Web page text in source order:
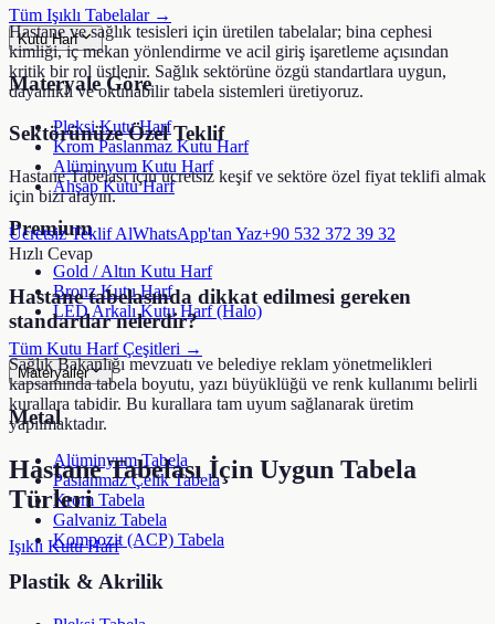
Tüm Işıklı Tabelalar →
Kutu Harf
Materyale Göre
Pleksi Kutu Harf
Krom Paslanmaz Kutu Harf
Alüminyum Kutu Harf
Ahşap Kutu Harf
Premium
Gold / Altın Kutu Harf
Bronz Kutu Harf
LED Arkalı Kutu Harf (Halo)
Tüm Kutu Harf Çeşitleri →
Materyaller
Metal
Alüminyum Tabela
Paslanmaz Çelik Tabela
Krom Tabela
Galvaniz Tabela
Kompozit (ACP) Tabela
Plastik & Akrilik
Hastane ve sağlık tesisleri için üretilen tabelalar; bina cephesi
kimliği, iç mekan yönlendirme ve acil giriş işaretleme açısından
kritik bir rol üstlenir. Sağlık sektörüne özgü standartlara uygun,
dayanıklı ve okunabilir tabela sistemleri üretiyoruz.
Sektörünüze Özel Teklif
Hastane Tabelasıiçin ücretsiz keşif ve sektöre özel fiyat teklifi almak
için bizi arayın.
Ücretsiz Teklif AlWhatsApp'tan Yaz+90 532 372 39 32
Hızlı Cevap
Hastane tabelasında dikkat edilmesi gereken
standartlar nelerdir?
Sağlık Bakanlığı mevzuatı ve belediye reklam yönetmelikleri
kapsamında tabela boyutu, yazı büyüklüğü ve renk kullanımı belirli
kurallara tabidir. Bu kurallara tam uyum sağlanarak üretim
yapılmaktadır.
Hastane Tabelasıİçin Uygun Tabela
Türleri
Işıklı Kutu Harf